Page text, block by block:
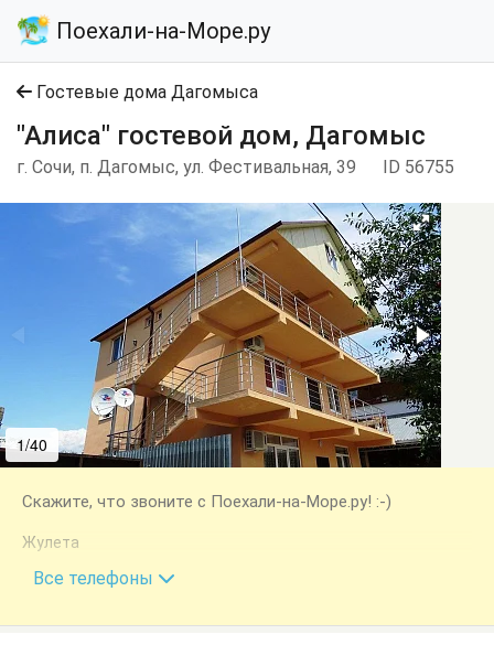
Поехали-на-Море.ру
Гостевые дома Дагомыса
"Алиса" гостевой дом, Дагомыс
г. Сочи, п. Дагомыс, ул. Фестивальная, 39 ID 56755
1/40
Скажите, что звоните с Поехали-на-Море.ру! :-)
Жулета
+7 (918) 901-79-52
Все телефоны